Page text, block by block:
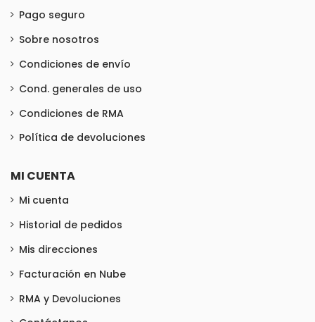
Pago seguro
Sobre nosotros
Condiciones de envío
Cond. generales de uso
Condiciones de RMA
Política de devoluciones
MI CUENTA
Mi cuenta
Historial de pedidos
Mis direcciones
Facturación en Nube
RMA y Devoluciones